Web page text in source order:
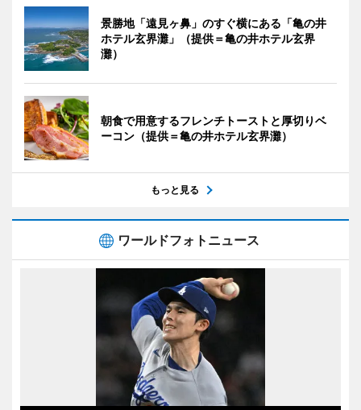
景勝地「遠見ヶ鼻」のすぐ横にある「亀の井
ホテル玄界灘」（提供＝亀の井ホテル玄界
灘）
朝食で用意するフレンチトーストと厚切りベ
ーコン（提供＝亀の井ホテル玄界灘）
もっと見る
ワールドフォトニュース